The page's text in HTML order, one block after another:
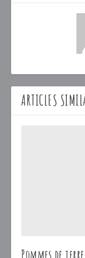
ARTICLES
Pommes de